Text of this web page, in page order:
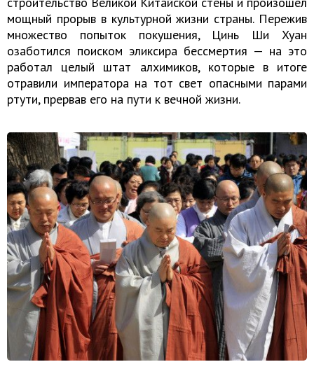
мощный прорыв в культурной жизни страны. Пережив
множество попыток покушения, Цинь Ши Хуан
озаботился поиском эликсира бессмертия — на это
работал целый штат алхимиков, которые в итоге
отравили императора на тот свет опасными парами
ртути, прервав его на пути к вечной жизни.